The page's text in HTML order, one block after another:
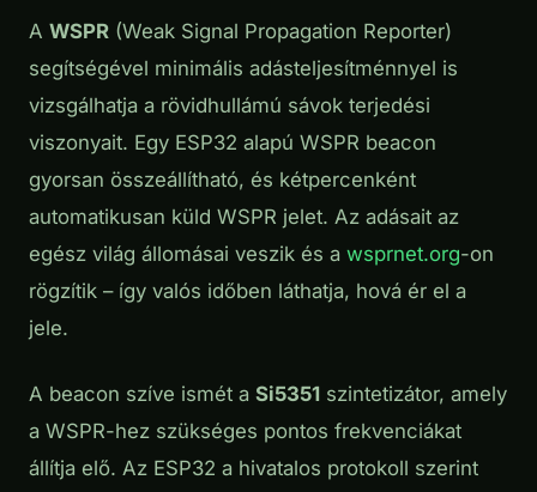
A WSPR (Weak Signal Propagation Reporter)
segítségével minimális adásteljesítménnyel is
vizsgálhatja a rövidhullámú sávok terjedési
viszonyait. Egy ESP32 alapú WSPR beacon
gyorsan összeállítható, és kétpercenként
automatikusan küld WSPR jelet. Az adásait az
egész világ állomásai veszik és a wsprnet.org-on
rögzítik – így valós időben láthatja, hová ér el a
jele.
A beacon szíve ismét a Si5351 szintetizátor, amely
a WSPR-hez szükséges pontos frekvenciákat
állítja elő. Az ESP32 a hivatalos protokoll szerint